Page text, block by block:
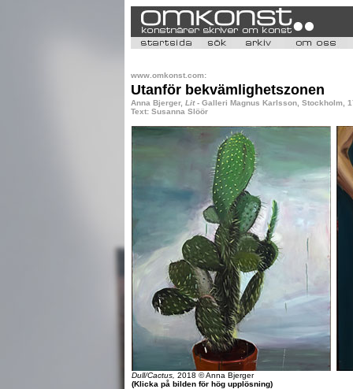
www.omkonst.com:
Utanför bekvämlighetszonen
Anna Bjerger, Lit- Galleri Magnus Karlsson, Stockholm,
Text: Susanna Slöör
Dull/Cactus, 2018 © Anna Bjerger
(Klicka på bilden för hög upplösning)